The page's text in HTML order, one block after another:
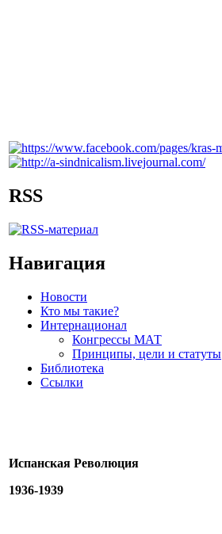
RSS
Навигация
Новости
Кто мы такие?
Интернационал
Конгрессы МАТ
Принципы, цели и статуты
Библиотека
Ссылки
Испанская Революция
1936-1939